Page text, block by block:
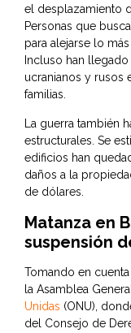
el desplazamiento
Personas que
para alejarse lo
Incluso han
ucranianos y rusos
familias.
La guerra también
estructurales. Se
edificios han
daños a la
de dólares.
Matanza en
suspensión
Tomando en
la Asamblea
Unidas (ONU),
del Consejo de